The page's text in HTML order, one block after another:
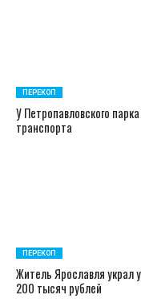
ПЕРЕКОП
У Петропавловского
транспорта
ПЕРЕКОП
Житель Ярославля украл
200 тысяч рублей